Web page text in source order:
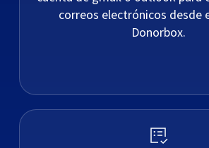
correos electrónicos desde
Donorbox.